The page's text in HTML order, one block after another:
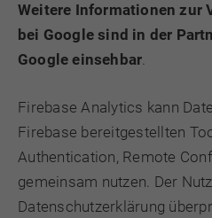
Weitere Informationen zur
bei Google sind in der
Google einsehbar.
Firebase Analytics kann
Firebase bereitgestellten
Authentication, Remote
gemeinsam nutzen. Der
Datenschutzerklärung